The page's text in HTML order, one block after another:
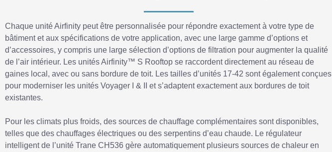
Chaque unité Airfinity peut être personnalisée pour répondre exactement à votre type de
bâtiment et aux spécifications de votre application, avec une large gamme d’options et
d’accessoires, y compris une large sélection d’options de filtration pour augmenter la qualité
de l’air intérieur. Les unités Airfinity™ S Rooftop se raccordent directement au réseau de
gaines local, avec ou sans bordure de toit. Les tailles d’unités 17-42 sont également conçues
pour moderniser les unités Voyager I & II et s’adaptent exactement aux bordures de toit
existantes.
Pour les climats plus froids, des sources de chauffage complémentaires sont disponibles,
telles que des chauffages électriques ou des serpentins d’eau chaude. Le régulateur
intelligent de l’unité Trane CH536 gère automatiquement plusieurs sources de chaleur en